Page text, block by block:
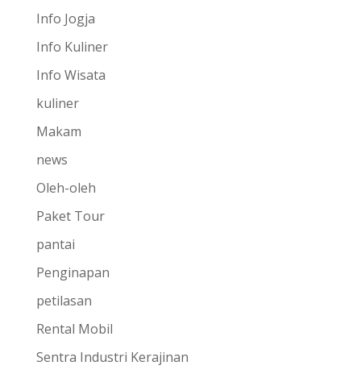
Info Jogja
Info Kuliner
Info Wisata
kuliner
Makam
news
Oleh-oleh
Paket Tour
pantai
Penginapan
petilasan
Rental Mobil
Sentra Industri Kerajinan